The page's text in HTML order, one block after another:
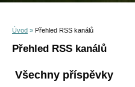
Úvod » Přehled RSS kanálů
Přehled RSS kanálů
Všechny příspěvky